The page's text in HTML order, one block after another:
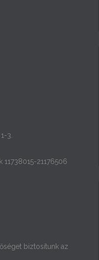
3.
11738015-21176506
biztosítunk az